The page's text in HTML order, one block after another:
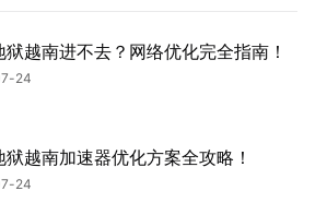
狱越南进不去？网络优化完全指南！
24
狱越南加速器优化方案全攻略！
24